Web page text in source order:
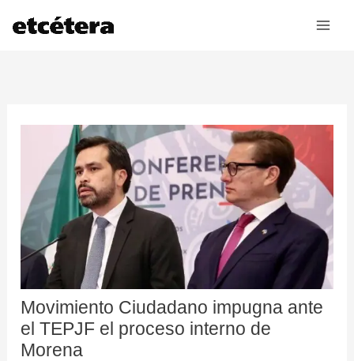
Movimiento Ciudadano impugna ante
el TEPJF el proceso interno de
Morena